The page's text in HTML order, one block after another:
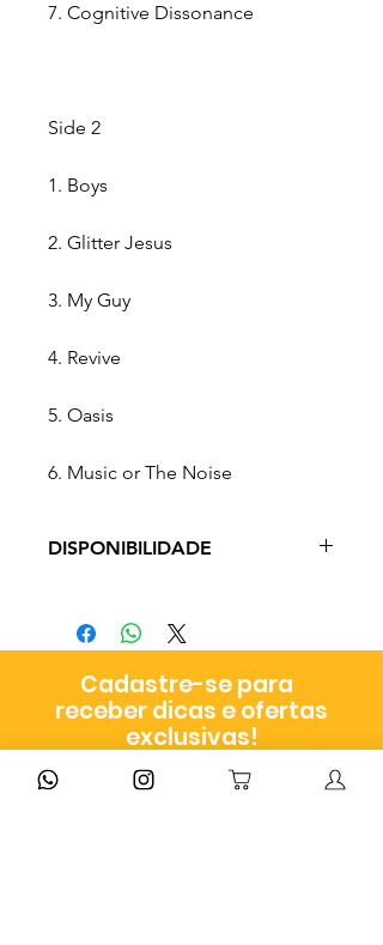
7. Cognitive Dissonance
Side 2
1. Boys
2. Glitter Jesus
3. My Guy
4. Revive
5. Oasis
6. Music or The Noise
DISPONIBILIDADE
entrega entre 3 a 9 dias úteis a
depender do método escolhido
no checkout
Cadastre-se para
receber dicas e ofertas
exclusivas!